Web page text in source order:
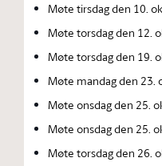
Møte tirsdag den 10.
Møte torsdag den 12.
Møte torsdag den 19.
Møte mandag den 23.
Møte onsdag den 25.
Møte onsdag den 25.
Møte torsdag den 26.